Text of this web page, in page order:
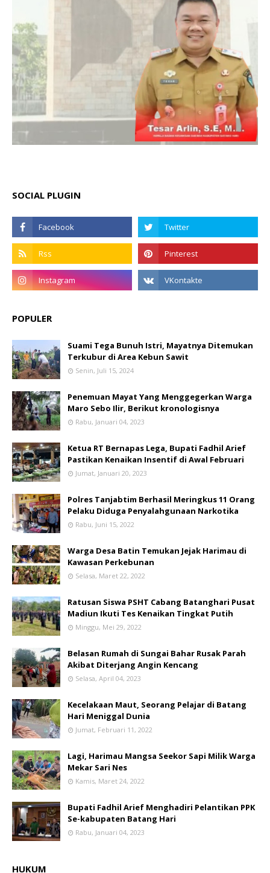
SOCIAL PLUGIN
POPULER
Suami Tega Bunuh Istri, Mayatnya Ditemukan
Terkubur di Area Kebun Sawit
Senin, Juli 15, 2024
Penemuan Mayat Yang Menggegerkan Warga
Maro Sebo Ilir, Berikut kronologisnya
Rabu, Januari 04, 2023
Ketua RT Bernapas Lega, Bupati Fadhil Arief
Pastikan Kenaikan Insentif di Awal Februari
Jumat, Januari 20, 2023
Polres Tanjabtim Berhasil Meringkus 11 Orang
Pelaku Diduga Penyalahgunaan Narkotika
Rabu, Juni 15, 2022
Warga Desa Batin Temukan Jejak Harimau di
Kawasan Perkebunan
Selasa, Maret 22, 2022
Ratusan Siswa PSHT Cabang Batanghari Pusat
Madiun Ikuti Tes Kenaikan Tingkat Putih
Minggu, Mei 29, 2022
Belasan Rumah di Sungai Bahar Rusak Parah
Akibat Diterjang Angin Kencang
Selasa, April 04, 2023
Kecelakaan Maut, Seorang Pelajar di Batang
Hari Meniggal Dunia
Jumat, Februari 11, 2022
Lagi, Harimau Mangsa Seekor Sapi Milik Warga
Mekar Sari Nes
Kamis, Maret 24, 2022
Bupati Fadhil Arief Menghadiri Pelantikan PPK
Se-kabupaten Batang Hari
Rabu, Januari 04, 2023
HUKUM